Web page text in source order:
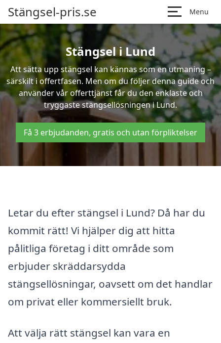
Stängsel-pris.se Menu
Stängsel i Lund
Att sätta upp stängsel kan kännas som en utmaning –
särskilt i offertfasen. Men om du följer denna guide och
använder vår offerttjänst får du den enklaste och
tryggaste stängsellösningen i Lund.
Få 3 erbjudanden, gratis och utan förpliktelser
Letar du efter stängsel i Lund? Då har du
kommit rätt! Vi hjälper dig att hitta
pålitliga företag i ditt område som
erbjuder skräddarsydda
stängsellösningar, oavsett om det handlar
om privat eller kommersiellt bruk.
Att välja rätt stängsel kan vara en